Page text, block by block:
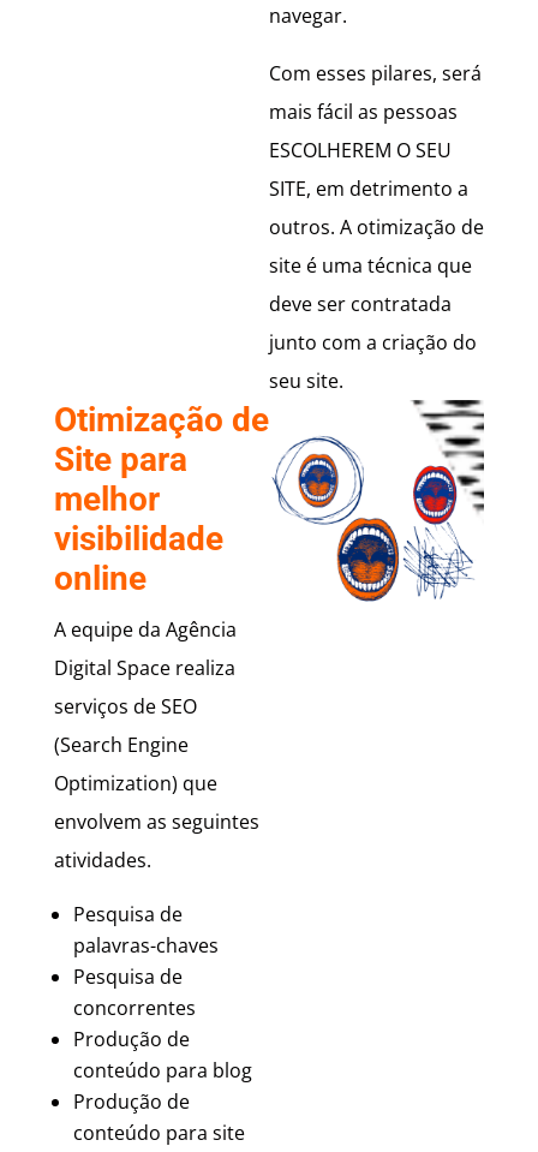
navegar.
Com esses pilares, será
mais fácil as pessoas
ESCOLHEREM O SEU
SITE, em detrimento a
outros. A otimização de
site é uma técnica que
deve ser contratada
junto com a criação do
seu site.
Otimização de
Site para
melhor
visibilidade
online
A equipe da Agência
Digital Space realiza
serviços de SEO
(Search Engine
Optimization) que
envolvem as seguintes
atividades.
Pesquisa de
palavras-chaves
Pesquisa de
concorrentes
Produção de
conteúdo para blog
Produção de
conteúdo para site